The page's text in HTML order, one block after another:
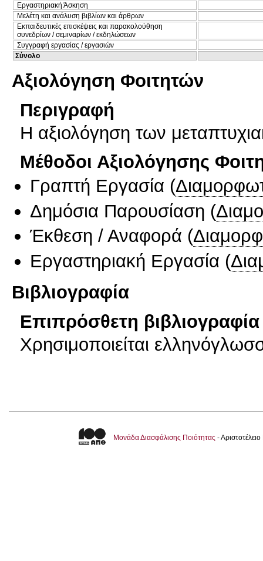
Εργαστηριακή Άσκηση
Μελέτη και ανάλυση βιβλίων και άρθρων
Εκπαιδευτικές επισκέψεις και παρακολούθηση
συνεδρίων / σεμιναρίων / εκδηλώσεων
Συγγραφή εργασίας / εργασιών
Σύνολο
Αξιολόγηση Φοιτητών
Περιγραφή
Η αξιολόγηση των
Μέθοδοι Αξιολόγησης
Γραπτή Εργασία (
Δημόσια Παρουσίαση (
Έκθεση / Αναφορά (
Εργαστηριακή Εργασία (
Βιβλιογραφία
Επιπρόσθετη βιβλιογραφία
Χρησιμοποιείται
Μονάδα Διασφάλισης Ποιότητας -